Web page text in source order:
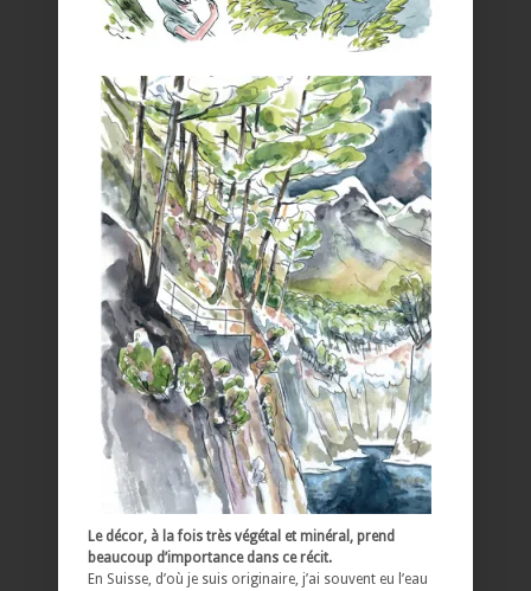
Le décor, à la fois très végétal et minéral, prend
beaucoup d’importance dans ce récit.
En Suisse, d’où je suis originaire, j’ai souvent eu l’eau